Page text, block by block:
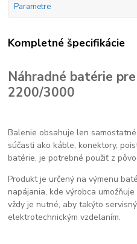
Parametre
Kompletné špecifikácie
Náhradné batérie
2200/3000
Balenie obsahuje len
súčasti ako káble, konektory,
batérie, je potrebné použiť z
Produkt je určený na výmenu
napájania, kde výrobca
vždy je nutné, aby takýto
elektrotechnickým vzdelaním.